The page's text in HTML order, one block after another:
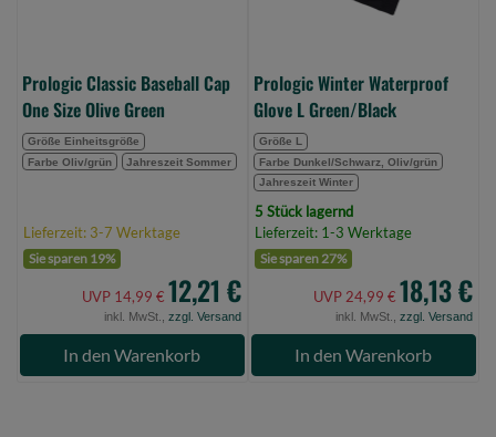
Prologic Classic Baseball Cap
One Size Olive Green
Größe Einheitsgröße
Farbe Oliv/grün
Jahreszeit Sommer
Lieferzeit: 3-7 Werktage
Sie sparen 19%
UVP 14,99 € 12,21 €
inkl. MwSt., zzgl. Versand
In den Warenkorb
Prologic Winter Waterproof
Glove L Green/Black
Größe L
Farbe Dunkel/Schwarz, Oliv/grün
Jahreszeit Winter
5 Stück lagernd
Lieferzeit: 1-3 Werktage
Sie sparen 27%
UVP 24,99 € 18,13 €
inkl. MwSt., zzgl. Versand
In den Warenkorb